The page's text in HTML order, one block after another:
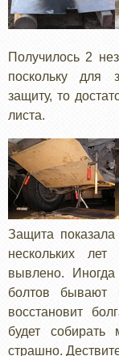
Получилось 2
поскольку для
защиту, то
листа.
Защита
нескольких
вывлено. Иногда
болтов
восстановит
будет собирать
страшно.